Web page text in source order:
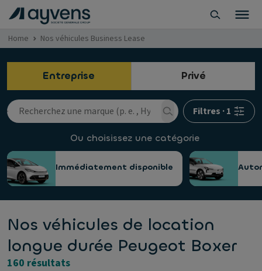
Home Nos véhicules Business Lease
Entreprise Privé
Filtres ·1
Ou choisissez une catégorie
Immédiatement disponible
Nos véhicules de location
longue durée Peugeot Boxer
160 résultats